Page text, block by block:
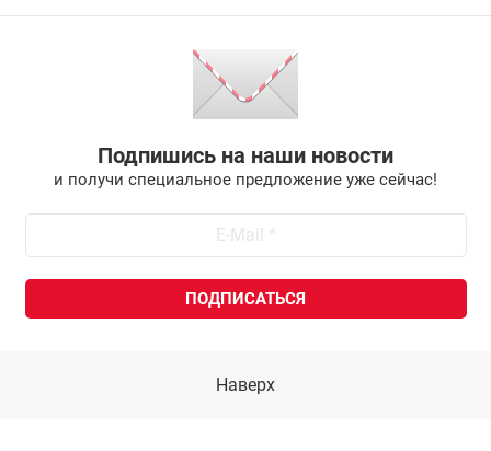
Подпишись на наши новости
и получи специальное предложение уже сейчас!
Наверх